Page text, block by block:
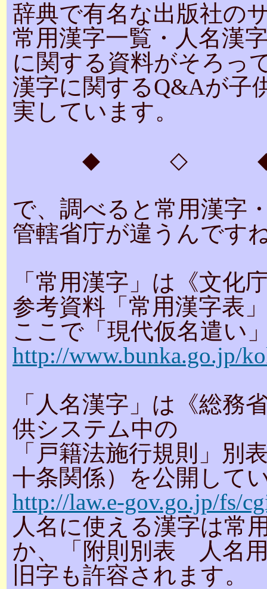
辞典で有名な出版社の
常用漢字一覧・人名漢
に関する資料がそろっ
漢字に関するQ&Aが子
実しています。
◆ ◇
で、調べると常用漢字
管轄省庁が違うんです
「常用漢字」は《文化
参考資料「常用漢字表
ここで「現代仮名遣い
http://www.bunka.go.jp/
「人名漢字」は《総務
供システム中の
「戸籍法施行規則」
十条関係）を公開して
http://law.e-gov.go.jp/fs/
人名に使える漢字は常
か、「附則別表 人名
旧字も許容されます。